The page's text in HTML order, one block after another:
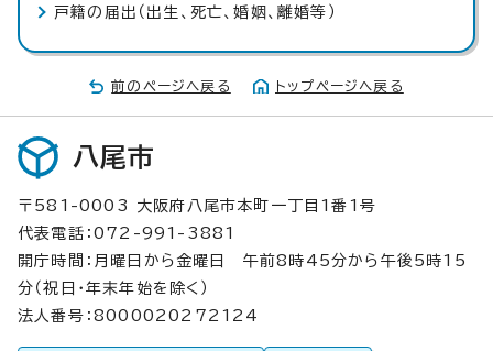
戸籍の届出（出生、死亡、婚姻、離婚等）
前のページへ戻る トップページへ戻る
八尾市
〒581-0003 大阪府八尾市本町一丁目1番1号
代表電話：072-991-3881
開庁時間：月曜日から金曜日 午前8時45分から午後5時15
分（祝日・年末年始を除く）
法人番号：8000020272124